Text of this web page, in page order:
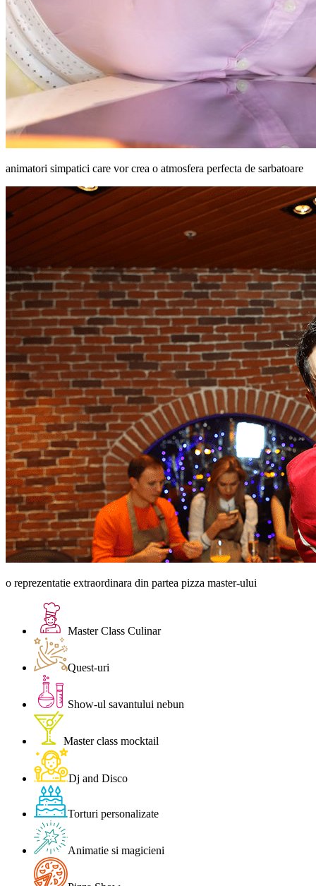
animatori simpatici care vor crea o atmosfera perfecta de sarbatoare
o reprezentatie extraordinara din partea pizza master-ului
Master Class Culinar
Quest-uri
Show-ul savantului nebun
Master class mocktail
Dj and Disco
Torturi personalizate
Animatie si magicieni